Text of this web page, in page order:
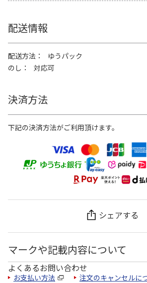
配送情報
配送方法
ゆうパック
のし
対応可
決済方法
下記の決済方法がご利用頂けます。
シェアする
マークや記載内容について
よくあるお問い合わせ
お支払い方法 注文のキャンセルに